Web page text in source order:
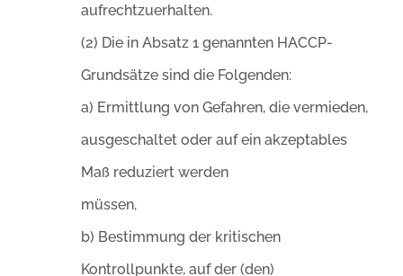
aufrechtzuerhalten.
(2) Die in Absatz 1 genannten HACCP-
Grundsätze sind die Folgenden:
a) Ermittlung von Gefahren, die vermieden,
ausgeschaltet oder auf ein akzeptables
Maß reduziert werden
müssen,
b) Bestimmung der kritischen
Kontrollpunkte, auf der (den)